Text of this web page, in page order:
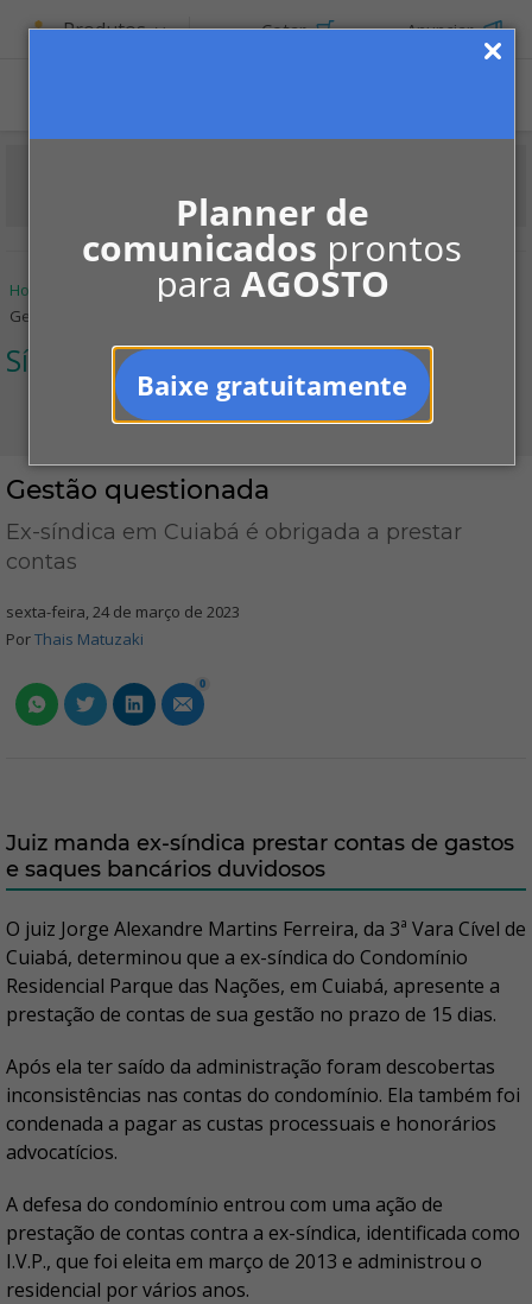
Planner de
comunicados prontos
para AGOSTO
Baixe gratuitamente
Produtos Cotar Anunciar
Home Jurisprudências
Síndico
Gestão questionada
Síndico
Gestão questionada
Ex-síndica em Cuiabá é obrigada a prestar
contas
sexta-feira, 24 de março de 2023
PorThais Matuzaki
0
Juiz manda ex-síndica prestar contas de gastos
e saques bancários duvidosos
O juiz Jorge Alexandre Martins Ferreira, da 3ª Vara Cível de
Cuiabá, determinou que a ex-síndica do Condomínio
Residencial Parque das Nações, em Cuiabá, apresente a
prestação de contas de sua gestão no prazo de 15 dias.
Após ela ter saído da administração foram descobertas
inconsistências nas contas do condomínio. Ela também foi
condenada a pagar as custas processuais e honorários
advocatícios.
A defesa do condomínio entrou com uma ação de
prestação de contas contra a ex-síndica, identificada como
I.V.P., que foi eleita em março de 2013 e administrou o
residencial por vários anos.